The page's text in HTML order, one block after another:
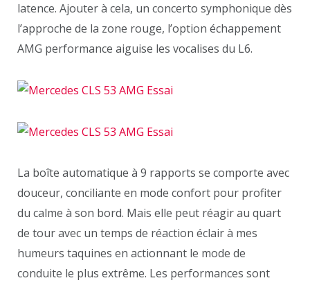
latence. Ajouter à cela, un concerto symphonique dès
l’approche de la zone rouge, l’option échappement
AMG performance aiguise les vocalises du L6.
La boîte automatique à 9 rapports se comporte avec
douceur, conciliante en mode confort pour profiter
du calme à son bord. Mais elle peut réagir au quart
de tour avec un temps de réaction éclair à mes
humeurs taquines en actionnant le mode de
conduite le plus extrême. Les performances sont